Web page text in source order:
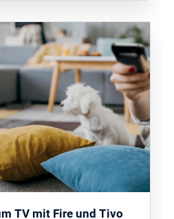
TV mit Fire und Tivo